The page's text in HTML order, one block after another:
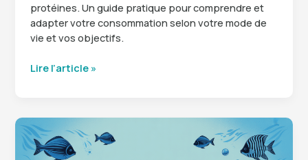
protéines. Un guide pratique pour comprendre et
adapter votre consommation selon votre mode de
vie et vos objectifs.
Combien
jour
:
apports
Lire l’article »